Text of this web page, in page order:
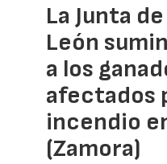
La Junta
León
a los
afectados
incendio
(Zamora)